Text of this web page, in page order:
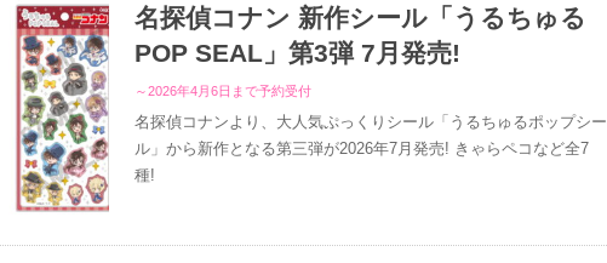
名探偵コナン 新作シール「うるちゅる
POP SEAL」第3弾 7月発売!
～2026年4月6日まで予約受付
名探偵コナンより、大人気ぷっくりシール「うるちゅるポップシー
ル」から新作となる第三弾が2026年7月発売! きゃら​ペコなど全7
種!